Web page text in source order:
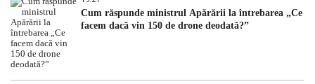
Cum răspunde ministrul Apărării la întrebarea „Ce
facem dacă vin 150 de drone deodată?”